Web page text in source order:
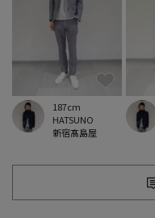
新宿髙島屋
HATSUNO
187cm